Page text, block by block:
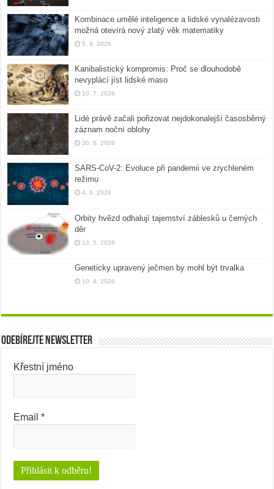
Kombinace umělé inteligence a lidské vynalézavosti
možná otevírá nový zlatý věk matematiky
5. 8. 2026
Kanibalistický kompromis: Proč se dlouhodobě
nevyplácí jíst lidské maso
10. 7. 2026
Lidé právě začali pořizovat nejdokonalejší časosběrný
záznam noční oblohy
30. 6. 2026
SARS-CoV-2: Evoluce při pandemii ve zrychleném
režimu
4. 6. 2026
Orbity hvězd odhalují tajemství záblesků u černých
děr
13. 5. 2026
Geneticky upravený ječmen by mohl být trvalka
10. 4. 2026
Odebírejte newsletter
Křestní jméno
Email*